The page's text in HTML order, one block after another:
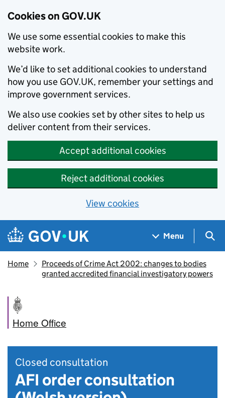
Cookies on GOV.UK
We use some essential cookies to make this
website work.
We’d like to set additional cookies to understand
how you use GOV.UK, remember your settings and
improve government services.
We also use cookies set by other sites to help us
deliver content from their services.
Accept additional cookies
Reject additional cookies
View cookies
Skip to main content
Navigation menu
Menu
Home
Proceeds of Crime Act 2002: changes to bodies
granted accredited financial investigatory powers
Home Office
Closed consultation
AFI order consultation